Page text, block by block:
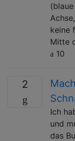
keine
Mitte
10
2
Ich
und
das